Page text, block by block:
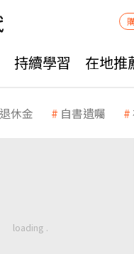
持續學習 在地推
退休金 自書遺囑